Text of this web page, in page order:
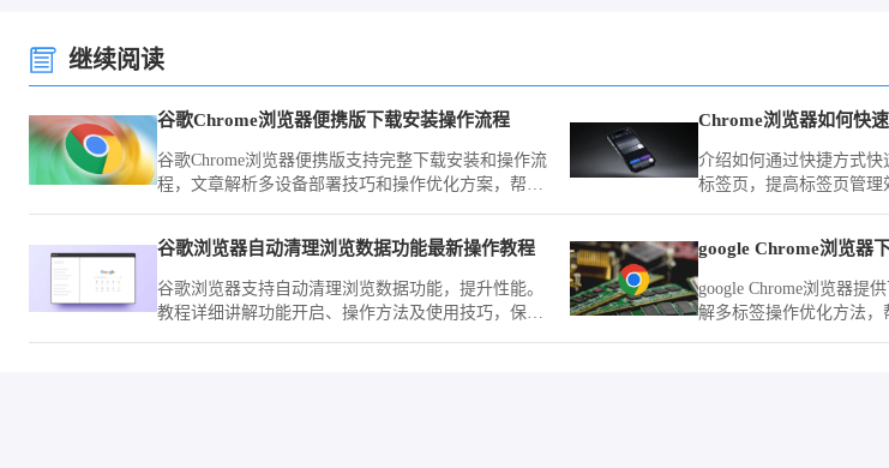
继续阅读
谷歌Chrome浏览器便携版下载安装操作流程
谷歌Chrome浏览器便携版支持完整下载安装和操作流
程，文章解析多设备部署技巧和操作优化方案，帮助
Chrome浏览器如何快
介绍如何通过快捷方式快
标签页，提高标签页管理
谷歌浏览器自动清理浏览数据功能最新操作教程
谷歌浏览器支持自动清理浏览数据功能，提升性能。
教程详细讲解功能开启、操作方法及使用技巧，保障
google Chrome浏览器
google Chrome浏览器提
解多标签操作优化方法